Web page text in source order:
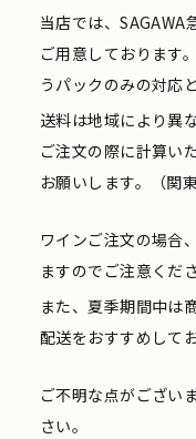
当店では、SAGAWA
ご用意しております
うパックのみの対応
送料は地域により異
ご注文の際に計算い
お願いします。（関
ワインご注文の場合
ますのでご注意くださ
また、夏季期間中は
配送をおすすめして
ご不明な点がござい
さい。